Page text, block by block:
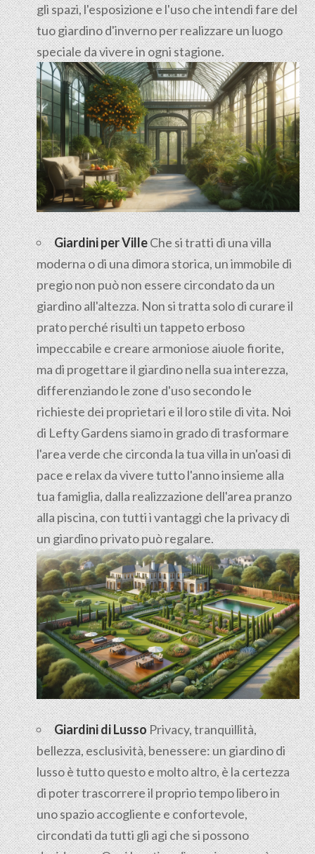
gli spazi, l'esposizione e l'uso che intendi fare del
tuo giardino d'inverno per realizzare un luogo
speciale da vivere in ogni stagione.
Giardini per VilleChe si tratti di una villa
moderna o di una dimora storica, un immobile di
pregio non può non essere circondato da un
giardino all'altezza. Non si tratta solo di curare il
prato perché risulti un tappeto erboso
impeccabile e creare armoniose aiuole fiorite,
ma di progettare il giardino nella sua interezza,
differenziando le zone d'uso secondo le
richieste dei proprietari e il loro stile di vita. Noi
di Lefty Gardens siamo in grado di trasformare
l'area verde che circonda la tua villa in un'oasi di
pace e relax da vivere tutto l'anno insieme alla
tua famiglia, dalla realizzazione dell'area pranzo
alla piscina, con tutti i vantaggi che la privacy di
un giardino privato può regalare.
Giardini di LussoPrivacy, tranquillità,
bellezza, esclusività, benessere: un giardino di
lusso è tutto questo e molto altro, è la certezza
di poter trascorrere il proprio tempo libero in
uno spazio accogliente e confortevole,
circondati da tutti gli agi che si possono